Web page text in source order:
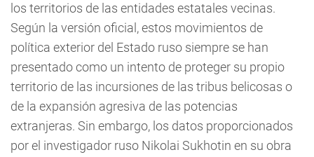
los territorios de las entidades estatales vecinas.
Según la versión oficial, estos movimientos de
política exterior del Estado ruso siempre se han
presentado como un intento de proteger su propio
territorio de las incursiones de las tribus belicosas o
de la expansión agresiva de las potencias
extranjeras. Sin embargo, los datos proporcionados
por el investigador ruso Nikolai Sukhotin en su obra